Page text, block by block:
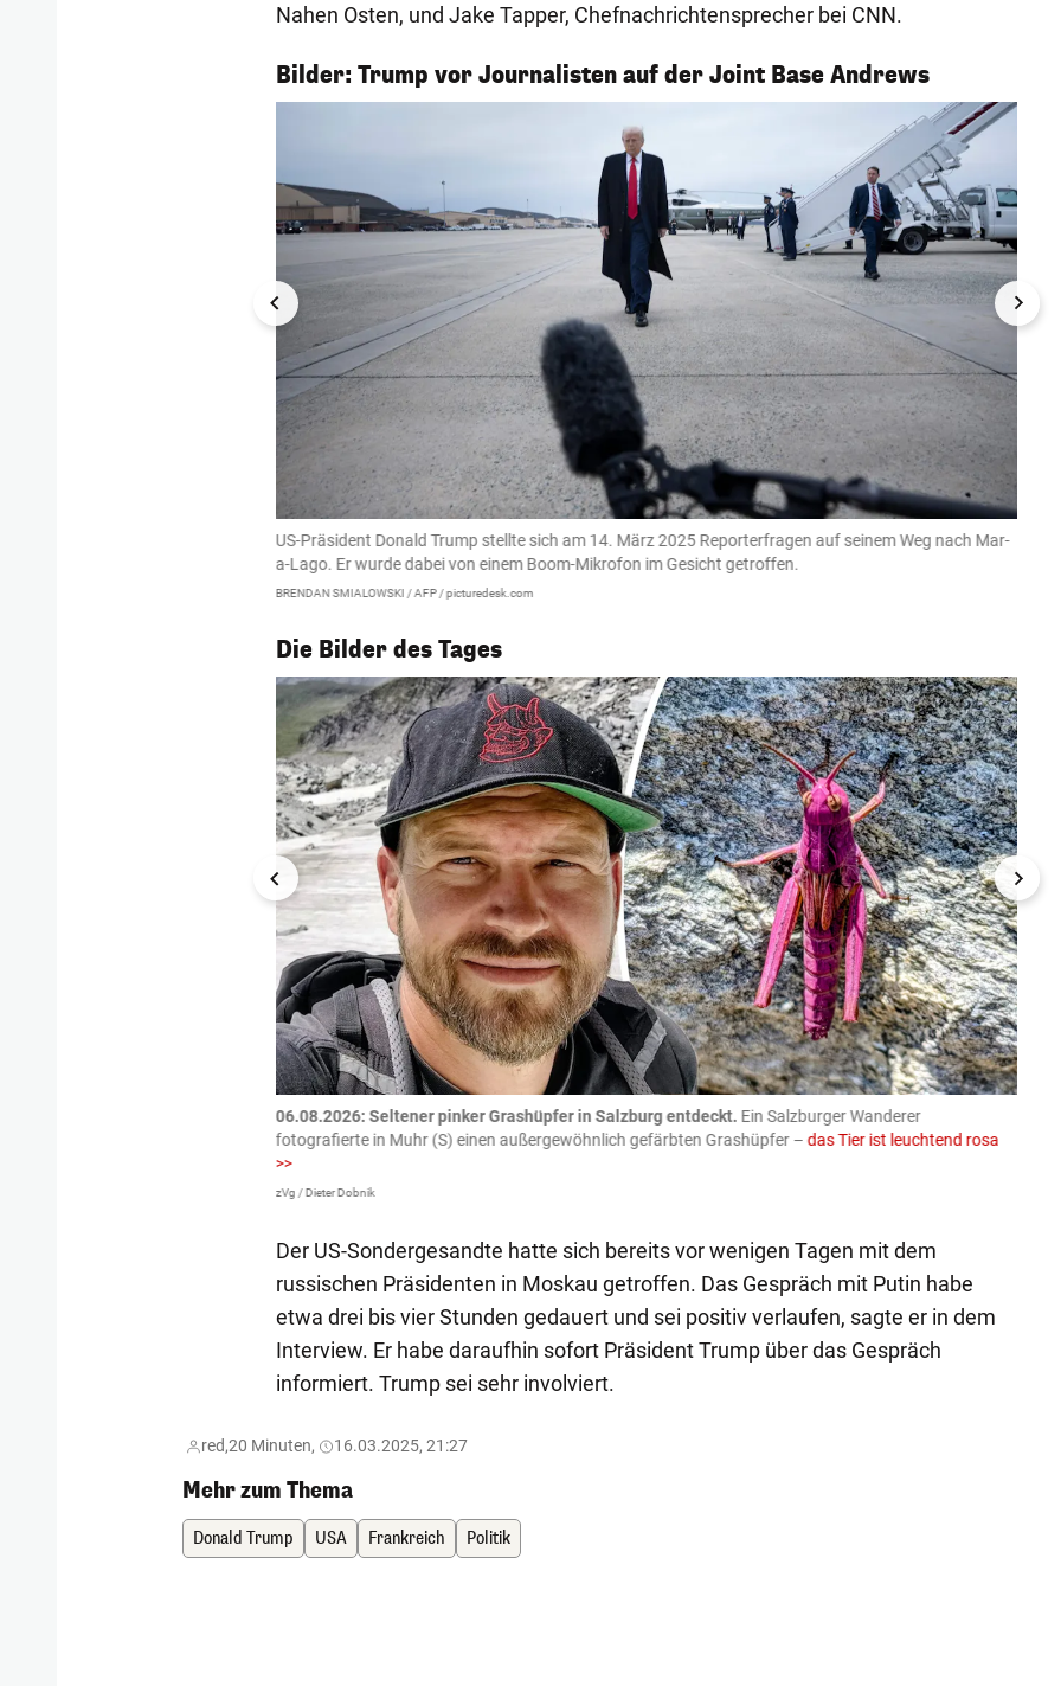
Nahen Osten, und Jake Tapper, Chefnachrichtensprecher bei CNN.
Bilder: Trump vor Journalisten auf der Joint Base Andrews
1/7
US-Präsident Donald Trump stellte sich am 14. März 2025 Reporterfragen auf seinem Weg nach Mar-
a-Lago. Er wurde dabei von einem Boom-Mikrofon im Gesicht getroffen.
BRENDAN SMIALOWSKI / AFP / picturedesk.com
Die Bilder des Tages
1/54
06.08.2026: Seltener pinker Grashüpfer in Salzburg entdeckt. Ein Salzburger Wanderer
fotografierte in Muhr (S) einen außergewöhnlich gefärbten Grashüpfer – das Tier ist leuchtend rosa
>>
zVg / Dieter Dobnik
Der US-Sondergesandte hatte sich bereits vor wenigen Tagen mit dem
russischen Präsidenten in Moskau getroffen. Das Gespräch mit Putin habe
etwa drei bis vier Stunden gedauert und sei positiv verlaufen, sagte er in dem
Interview. Er habe daraufhin sofort Präsident Trump über das Gespräch
informiert. Trump sei sehr involviert.
red,20 Minuten, 16.03.2025, 21:27
Mehr zum Thema
Donald Trump USA Frankreich Politik